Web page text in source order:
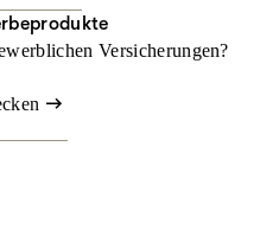
Versicherungen?